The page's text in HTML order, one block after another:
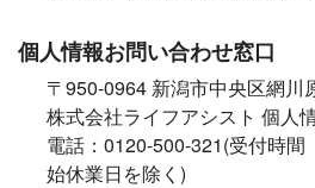
個人情報お問い合わせ窓口
〒950-0964 新潟市中央区網川
株式会社ライフアシスト 個人
電話：0120-500-321(受付時
始休業日を除く)